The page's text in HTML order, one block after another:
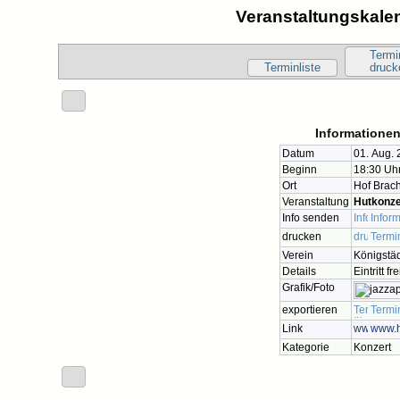
Terminliste
Datum
01. Aug.
Beginn
18:30
Ort
Hof
Veranstaltung
Info senden
drucken
Verein
Details
Eintritt
Grafik/Foto
exportieren
Link
Kategorie
Konzert